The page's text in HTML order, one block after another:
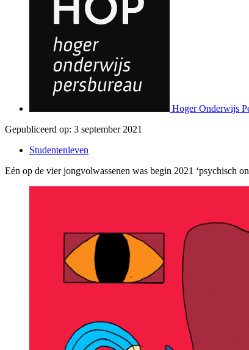
Hoger Onderwijs
Gepubliceerd op: 3 september 2021
Studentenleven
Eén op de vier jongvolwassenen was begin 2021 ‘psychisch